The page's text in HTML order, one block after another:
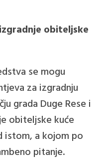
obiteljske
se mogu
za izgradnju
grada Duge Rese i
obiteljske kuće
istom, a kojom po
pitanje.